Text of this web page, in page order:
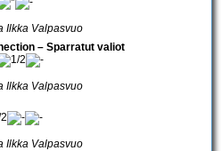
Ilkka Valpasvuo
– Sparratut valiot
Ilkka Valpasvuo
Ilkka Valpasvuo